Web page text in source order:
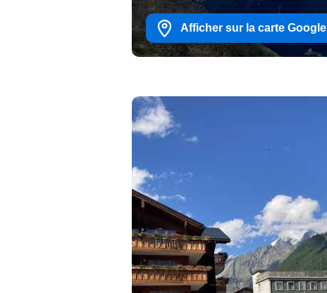
Afficher sur la carte Google